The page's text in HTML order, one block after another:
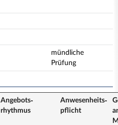
mündliche
Prüfung
Angebots­
rhythmus
Anwesenheits­
pflicht